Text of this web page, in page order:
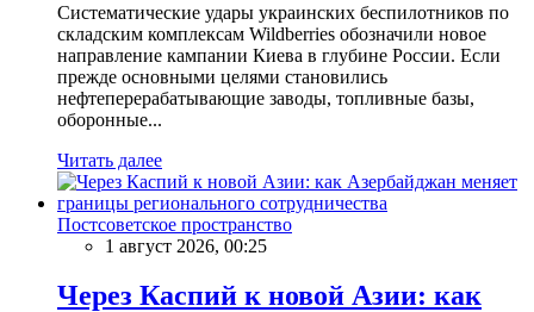
Систематические удары украинских беспилотников по
складским комплексам Wildberries обозначили новое
направление кампании Киева в глубине России. Если
прежде основными целями становились
нефтеперерабатывающие заводы, топливные базы,
оборонные...
Читать далее
Постсоветское пространство
1 август 2026, 00:25
Через Каспий к новой Азии: как